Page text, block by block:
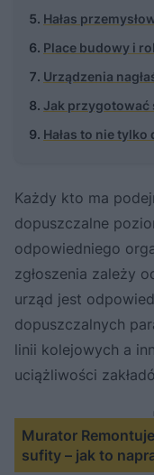
Hałas
Place budowy i
Urządzenia
Jak przygotować
Hałas to nie
Każdy kto ma
dopuszczalne
odpowiedniego
zgłoszenia zależy
urząd jest
dopuszczalnych
linii kolejowych a
uciążliwości
Murator
sufity – jak to